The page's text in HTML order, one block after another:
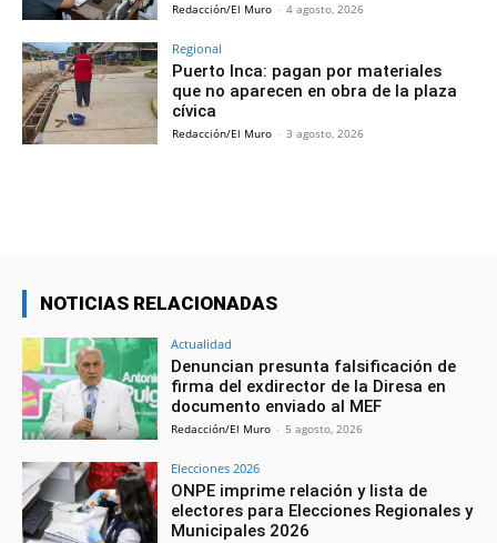
Redacción/El Muro - 4 agosto, 2026
Regional
Puerto Inca: pagan por materiales
que no aparecen en obra de la plaza
cívica
Redacción/El Muro - 3 agosto, 2026
NOTICIAS RELACIONADAS
Actualidad
Denuncian presunta falsificación de
firma del exdirector de la Diresa en
documento enviado al MEF
Redacción/El Muro - 5 agosto, 2026
Elecciones 2026
ONPE imprime relación y lista de
electores para Elecciones Regionales y
Municipales 2026